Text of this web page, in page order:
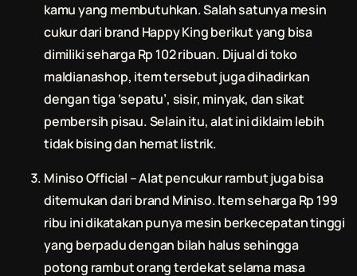
kamu yang membutuhkan. Salah satunya mesin
cukur dari brand Happy King berikut yang bisa
dimiliki seharga Rp 102 ribuan. Dijual di toko
maldianashop, item tersebut juga dihadirkan
dengan tiga ‘sepatu’, sisir, minyak, dan sikat
pembersih pisau. Selain itu, alat ini diklaim lebih
tidak bising dan hemat listrik.
Miniso Official – Alat pencukur rambut juga bisa
ditemukan dari brand Miniso. Item seharga Rp 199
ribu ini dikatakan punya mesin berkecepatan tinggi
yang berpadu dengan bilah halus sehingga
potong rambutorang terdekat selama masa